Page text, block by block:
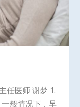
任医师 谢梦 1.
般情况下，早